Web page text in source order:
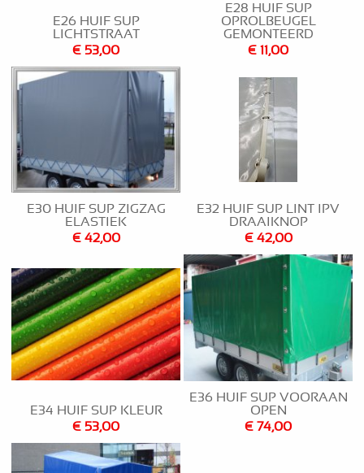
E26 HUIF SUP
LICHTSTRAAT
€ 53,00
E28 HUIF SUP
OPROLBEUGEL
GEMONTEERD
€ 11,00
E30 HUIF SUP ZIGZAG
ELASTIEK
€ 42,00
E32 HUIF SUP LINT IPV
DRAAIKNOP
€ 42,00
E34 HUIF SUP KLEUR
€ 53,00
E36 HUIF SUP VOORAAN
OPEN
€ 74,00